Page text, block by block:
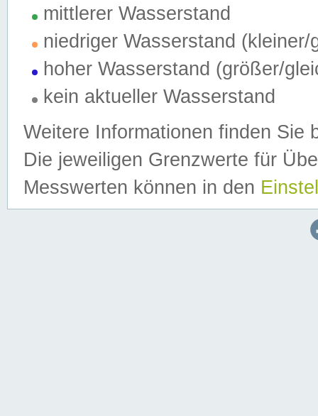
mittlerer Wasserstand
niedriger Wasserstand (kleiner/
hoher Wasserstand (größer/
kein aktueller Wasserstand
Weitere Informationen finden Sie
Die jeweiligen Grenzwerte für
Messwerten können in den